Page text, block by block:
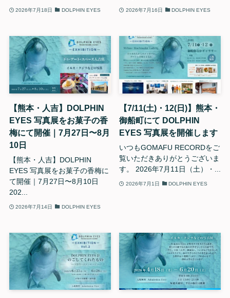
2026年7月18日 DOLPHIN EYES 2026年7月16日 DOLPHIN EYES
【熊本・人吉】DOLPHIN
EYES 写真展をお菓子の香
梅にて開催｜7月27日〜8月
10日
【熊本・人吉】DOLPHIN
EYES 写真展をお菓子の香梅に
て開催｜7月27日〜8月10日
202...
2026年7月14日 DOLPHIN EYES
【7/11(土)・12(日)】熊本・
御船町にて DOLPHIN
EYES 写真展を開催します
いつもGOMAFU RECORDをご
覧いただきありがとうございま
す。 2026年7月11日（土）・...
2026年7月1日 DOLPHIN EYES